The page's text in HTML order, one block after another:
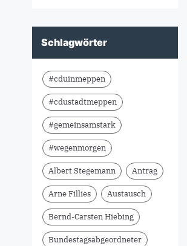
Schlagwörter
#cduinmeppen
#cdustadtmeppen
#gemeinsamstark
#wegenmorgen
Albert Stegemann Antrag
Arne Fillies Austausch
Bernd-Carsten Hiebing
Bundestagsabgeordneter